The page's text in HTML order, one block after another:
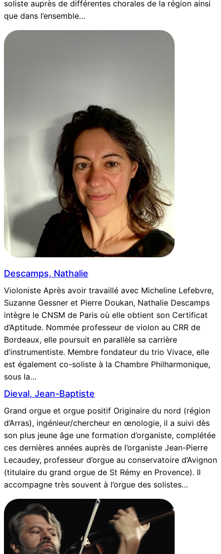
soliste auprès de différentes chorales de la région ainsi
que dans l’ensemble…
Descamps, Nathalie
Violoniste Après avoir travaillé avec Micheline Lefebvre,
Suzanne Gessner et Pierre Doukan, Nathalie Descamps
intègre le CNSM de Paris où elle obtient son Certificat
d‘Aptitude. Nommée professeur de violon au CRR de
Bordeaux, elle poursuit en parallèle sa carrière
d’instrumentiste. Membre fondateur du trio Vivace, elle
est également co-soliste à la Chambre Philharmonique,
sous la…
Dieval, Jean-Baptiste
Grand orgue et orgue positif Originaire du nord (région
d’Arras), ingénieur/chercheur en œnologie, il a suivi dès
son plus jeune âge une formation d’organiste, complétée
ces dernières années auprès de l’organiste Jean-Pierre
Lecaudey, professeur d’orgue au conservatoire d’Avignon
(titulaire du grand orgue de St Rémy en Provence). Il
accompagne très souvent à l’orgue des solistes…